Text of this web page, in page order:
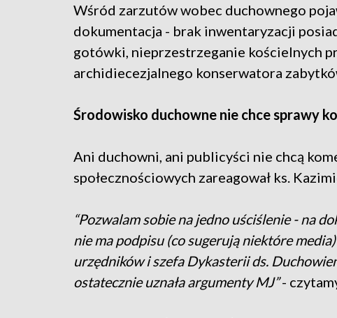
Wśród zarzutów wobec duchownego
dokumentacja - brak inwentaryzacji
gotówki, nieprzestrzeganie kościelnych
archidiecezjalnego konserwatora
Środowisko duchowne nie chce sprawy
Ani duchowni, ani publicyści nie chcą
społecznościowych zareagował ks.
“Pozwalam sobie na jedno uściślenie - na
nie ma podpisu (co sugerują niektóre
urzędników i szefa Dykasterii ds.
ostatecznie uznała argumenty MJ”-